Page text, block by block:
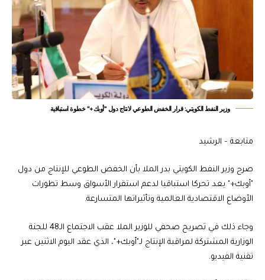
وزير النفط الكويتي: قرار الخفض الطوعي لانتاج دول "أوبك+" خطوة استباقية
متابعة – الرشيد
صرح وزير النفط الكويتي بدر الملا بأن الخفض الطوعي للإنتاج من دول
"أوبك+" يعد تحركا استباقيا لدعم استقرار الأسواق وسط تطورات
الأوضاع الاقتصادية العالمية وتأثيراتها المتسارعة.
وجاء ذلك في تصريح صحفي للوزير الملا عقب الاجتماع الـ48 للجنة
الوزارية المشتركة لمراقبة الإنتاج لـ"أوبك+"، الذي عقد اليوم الاثنين عبر
تقنية الفيديو.